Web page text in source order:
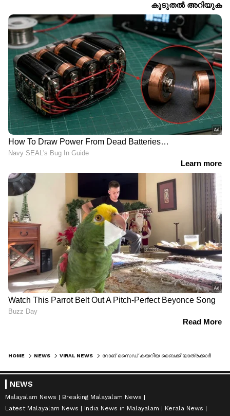
HOME NEWS VIRAL NEWS
NEWS
Malayalam News
Breaking Malayalam News
Latest Malayalam News
India News in Malayalam
Kerala News